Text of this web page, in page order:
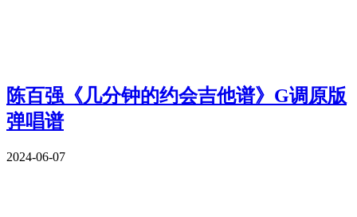
陈百强《几分钟的约会吉他谱》G调原版
弹唱谱
2024-06-07